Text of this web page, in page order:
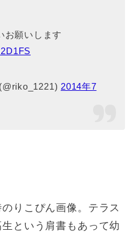
お願いします
2014年7
りこぴん画像。テラス
という肩書もあって幼